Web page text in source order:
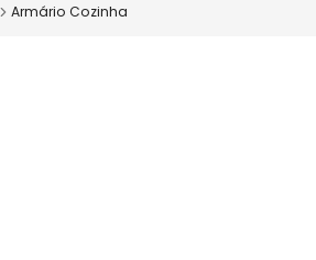
Armário Cozinha